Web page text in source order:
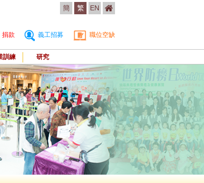
簡 繁 EN
捐款 義工招募 職位空缺
訓練 研究